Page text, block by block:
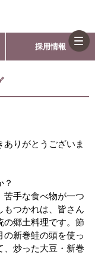
採用情報
りがとうございま
？
手な食べ物が一つ
もつかれは、皆さん
の郷土料理です。節
新巻鮭の頭を使っ
、炒った大豆・新巻